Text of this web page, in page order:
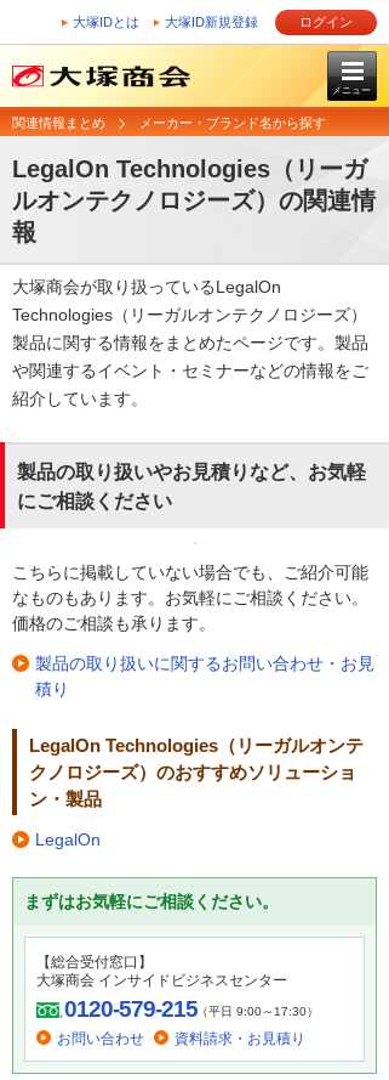
大塚IDとは 大塚ID新規登録 ログイン
メニュー
関連情報まとめ メーカー・ブランド名から探す
LegalOn Technologies（リーガ
ルオンテクノロジーズ）の関連情
報
大塚商会が取り扱っているLegalOn
Technologies（リーガルオンテクノロジーズ）
製品に関する情報をまとめたページです。製品
や関連するイベント・セミナーなどの情報をご
紹介しています。
製品の取り扱いやお見積りなど、お気軽
にご相談ください
こちらに掲載していない場合でも、ご紹介可能
なものもあります。お気軽にご相談ください。
価格のご相談も承ります。
製品の取り扱いに関するお問い合わせ・お見
積り
LegalOn Technologies（リーガルオンテ
クノロジーズ）のおすすめソリューショ
ン・製品
LegalOn
まずはお気軽にご相談ください。
【総合受付窓口】
大塚商会 インサイドビジネスセンター
0120-579-215（平日 9:00～17:30）
お問い合わせ 資料請求・お見積り